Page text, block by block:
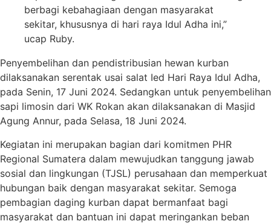
berbagi kebahagiaan dengan masyarakat
sekitar, khususnya di hari raya Idul Adha ini,”
ucap Ruby.
Penyembelihan dan pendistribusian hewan kurban
dilaksanakan serentak usai salat Ied Hari Raya Idul Adha,
pada Senin, 17 Juni 2024. Sedangkan untuk penyembelihan
sapi limosin dari WK Rokan akan dilaksanakan di Masjid
Agung Annur, pada Selasa, 18 Juni 2024.
Kegiatan ini merupakan bagian dari komitmen PHR
Regional Sumatera dalam mewujudkan tanggung jawab
sosial dan lingkungan (TJSL) perusahaan dan memperkuat
hubungan baik dengan masyarakat sekitar. Semoga
pembagian daging kurban dapat bermanfaat bagi
masyarakat dan bantuan ini dapat meringankan beban